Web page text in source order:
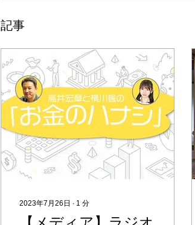
記事
2023年7月26日 ∙ 1 分